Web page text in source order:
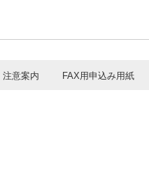
注意案内 FAX用申込み用紙